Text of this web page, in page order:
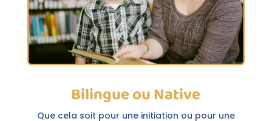
Bilingue ou Native
Que cela soit pour une initiation ou pour une